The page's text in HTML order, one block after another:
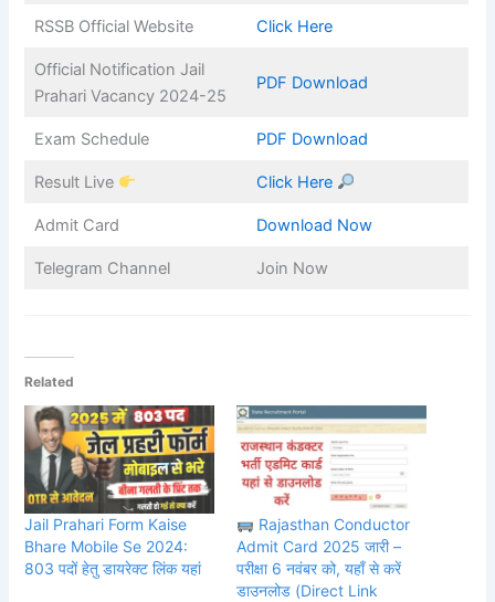
RSSB Official Website Click Here
Official Notification Jail
Prahari Vacancy 2024-25
PDF Download
Exam Schedule PDF Download
Result Live Click Here
Admit Card Download Now
Telegram Channel Join Now
Related
Jail Prahari Form Kaise
Bhare Mobile Se 2024:
803 पदों हेतु डायरेक्ट लिंक यहां
Rajasthan Conductor
Admit Card 2025 जारी –
परीक्षा 6 नवंबर को, यहाँ से करें
डाउनलोड (Direct Link